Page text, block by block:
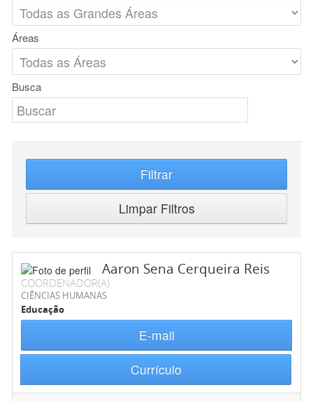
Áreas
Busca
Filtrar
Limpar Filtros
Aaron Sena Cerqueira Reis
COORDENADOR(A)
CIÊNCIAS HUMANAS
Educação
E-mail
Currículo